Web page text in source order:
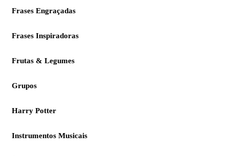
Frases Engraçadas
Frases Inspiradoras
Frutas & Legumes
Grupos
Harry Potter
Instrumentos Musicais